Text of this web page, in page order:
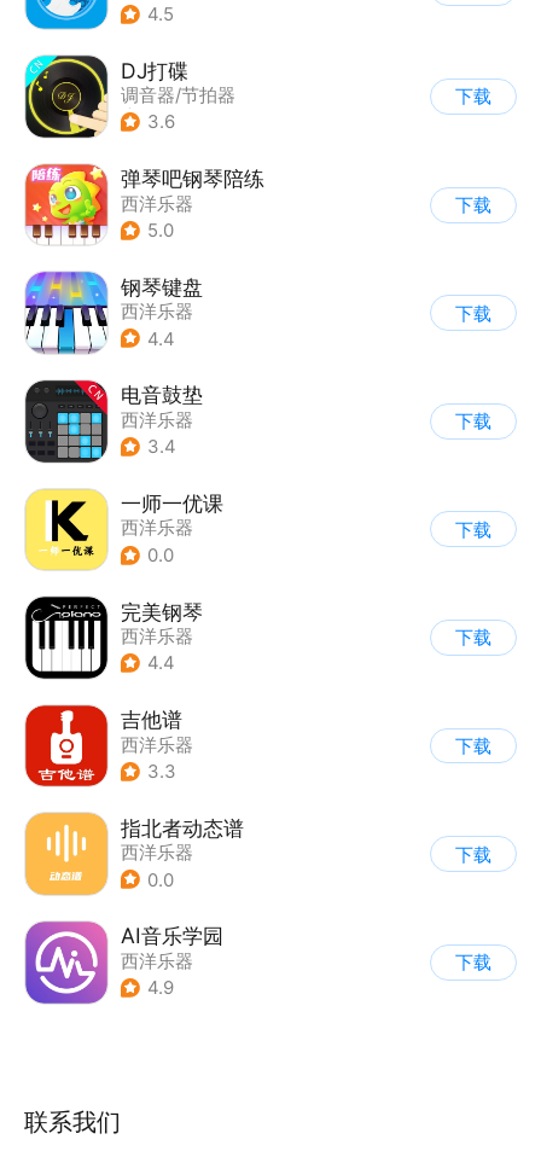
4.5
DJ打碟
调音器/节拍器
| 西洋乐器
3.6
下载
弹琴吧钢琴陪练
西洋乐器
5.0
下载
钢琴键盘
西洋乐器
4.4
下载
电音鼓垫
西洋乐器
3.4
下载
一师一优课
西洋乐器
0.0
下载
完美钢琴
西洋乐器
4.4
下载
吉他谱
西洋乐器
3.3
下载
指北者动态谱
西洋乐器
0.0
下载
AI音乐学园
西洋乐器
4.9
下载
联系我们